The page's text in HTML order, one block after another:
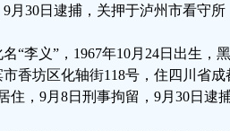
月30日逮捕，关押于泸州市看守所
“李义”，1967年10月24日出生
香坊区化轴街118号，住四川省
住，9月8日刑事拘留，9月30日逮